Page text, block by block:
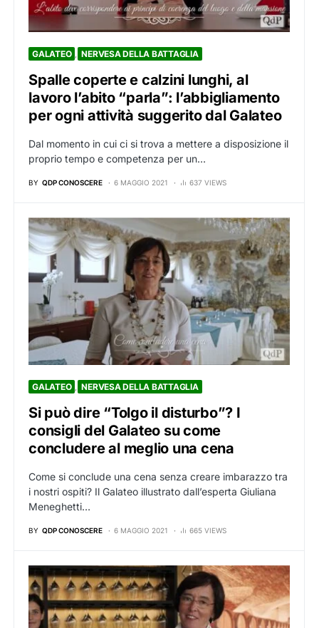
GALATEO NERVESA DELLA BATTAGLIA
Spalle coperte e calzini lunghi, al
lavoro l’abito “parla”: l’abbigliamento
per ogni attività suggerito dal Galateo
Dal momento in cui ci si trova a mettere a disposizione il
proprio tempo e competenza per un…
BY QDP CONOSCERE 6 MAGGIO 2021 637 VIEWS
GALATEO NERVESA DELLA BATTAGLIA
Si può dire “Tolgo il disturbo”? I
consigli del Galateo su come
concludere al meglio una cena
Come si conclude una cena senza creare imbarazzo tra
i nostri ospiti? Il Galateo illustrato dall’esperta Giuliana
Meneghetti…
BY QDP CONOSCERE 6 MAGGIO 2021 665 VIEWS